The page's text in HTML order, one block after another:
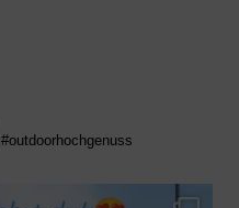
#outdoorhochgenuss